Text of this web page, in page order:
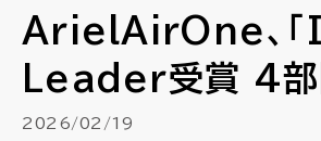
AC（会計）
財務会計・管理会計
債権・債務管理
固定資産管理
資金管理
クラウド
ArielAirOne、
Leader受賞 4部
2026/02/19
AC（会計）
財務会計・管理会計
債権・債務管理
固定資産管理
資金管理
クラウド